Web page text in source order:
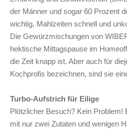
der Männer und sogar 60 Prozent
wichtig, Mahlzeiten schnell und
Die Gewürzmischungen von
hektische Mittagspause im
die Zeit knapp ist. Aber auch für
Kochprofis bezeichnen, sind sie
Turbo-Aufstrich für Eilige
Plötzlicher Besuch? Kein Problem!
mit nur zwei Zutaten und wenigen